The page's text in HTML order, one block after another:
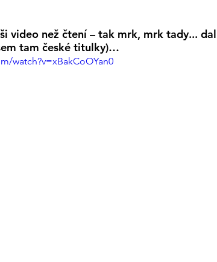
video než čtení – tak mrk, mrk tady...
tam české titulky)…
watch?v=xBakCoOYan0